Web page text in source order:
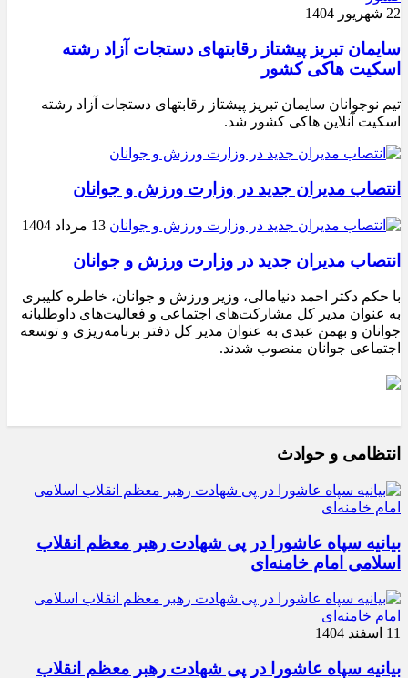
22 شهریور 1404
سایمان تبریز پیشتاز رقابتهای دستجات آزاد رشته
اسکیت هاکی کشور
تیم نوجوانان سایمان تبریز پیشتاز رقابتهای دستجات آزاد رشته
اسکیت آنلاین هاکی کشور شد.
انتصاب مدیران جدید در وزارت ورزش و جوانان
13 مرداد 1404
انتصاب مدیران جدید در وزارت ورزش و جوانان
با حکم دکتر احمد دنیامالی، وزیر ورزش و جوانان، خاطره کلیبری
به عنوان مدیر کل مشارکت‌های اجتماعی و فعالیت‌های داوطلبانه
جوانان و بهمن عبدی به عنوان مدیر کل دفتر برنامه‌ریزی و توسعه
اجتماعی جوانان منصوب شدند.
انتظامی و حوادث
بیانیه سپاه عاشورا در پی شهادت رهبر معظم انقلاب
اسلامی امام خامنه‌ای
11 اسفند 1404
بیانیه سپاه عاشورا در پی شهادت رهبر معظم انقلاب